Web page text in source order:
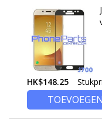
HK$148.25